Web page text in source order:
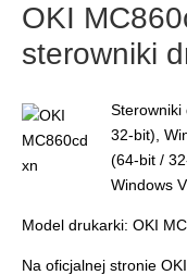
OKI
sterowniki
Sterowniki
32-bit),
(64-bit /
Windows
Model drukarki: OKI
Na oficjalnej stronie